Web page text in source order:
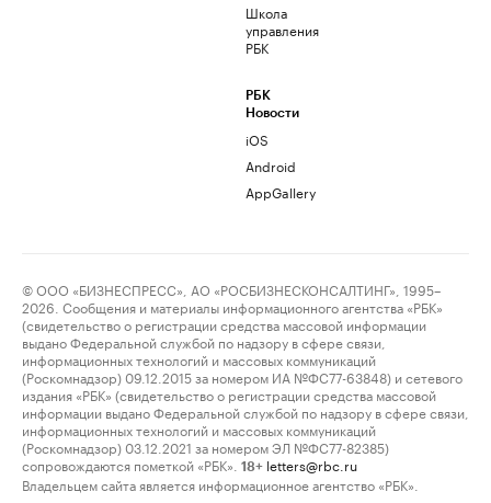
Школа
управления
РБК
РБК
Новости
iOS
Android
AppGallery
© ООО «БИЗНЕСПРЕСС», АО «РОСБИЗНЕСКОНСАЛТИНГ», 1995–
2026. Сообщения и материалы информационного агентства «РБК»
(свидетельство о регистрации средства массовой информации
выдано Федеральной службой по надзору в сфере связи,
информационных технологий и массовых коммуникаций
(Роскомнадзор) 09.12.2015 за номером ИА №ФС77-63848) и сетевого
издания «РБК» (свидетельство о регистрации средства массовой
информации выдано Федеральной службой по надзору в сфере связи,
информационных технологий и массовых коммуникаций
(Роскомнадзор) 03.12.2021 за номером ЭЛ №ФС77-82385)
сопровождаются пометкой «РБК».
18+ letters@rbc.ru
Владельцем сайта является информационное агентство «РБК».